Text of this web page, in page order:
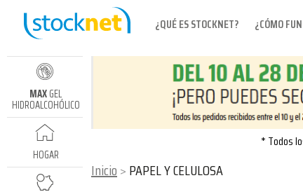
¿QUÉ ES STOCKNET? ¿CÓMO
MAXGEL
HIDROALCOHÓLICO
HOGAR
* Todos
Inicio PAPEL Y CELULOSA